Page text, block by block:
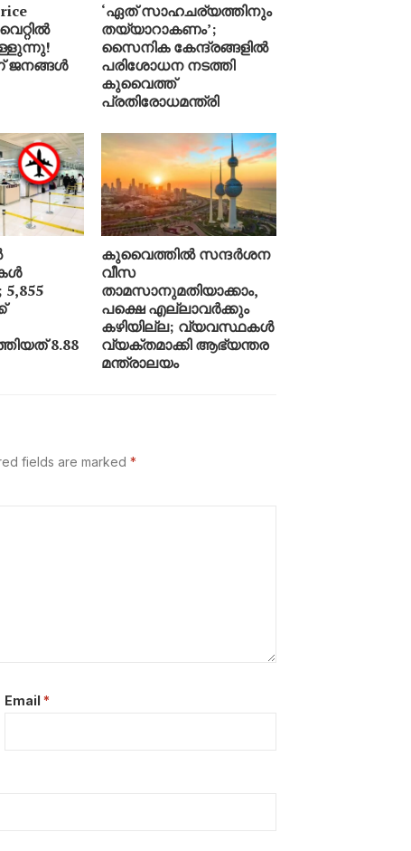
ജനങ്ങൾ
‘ഏത് സാഹചര്യത്തിനും
തയ്യാറാകണം’;
സൈനിക കേന്ദ്രങ്ങളിൽ
പരിശോധന നടത്തി
കുവൈത്ത്
പ്രതിരോധമന്ത്രി
8.88
കുവൈത്തിൽ സന്ദർശന
വീസ
താമസാനുമതിയാക്കാം,
പക്ഷെ എല്ലാവർക്കും
കഴിയില്ല; വ്യവസ്ഥകൾ
വ്യക്തമാക്കി ആഭ്യന്തര
മന്ത്രാലയം
fields are marked *
Email *